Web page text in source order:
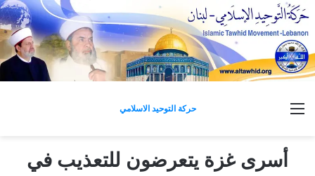
حركة التوحيد الاسلامي القائمة
أسرى غزة يتعرضون للتعذيب في